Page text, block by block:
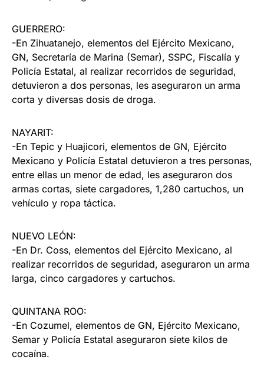
GUERRERO:
-En Zihuatanejo, elementos del Ejército Mexicano,
GN, Secretaría de Marina (Semar), SSPC, Fiscalía y
Policía Estatal, al realizar recorridos de seguridad,
detuvieron a dos personas, les aseguraron un arma
corta y diversas dosis de droga.
NAYARIT:
-En Tepic y Huajicori, elementos de GN, Ejército
Mexicano y Policía Estatal detuvieron a tres personas,
entre ellas un menor de edad, les aseguraron dos
armas cortas, siete cargadores, 1,280 cartuchos, un
vehículo y ropa táctica.
NUEVO LEÓN:
-En Dr. Coss, elementos del Ejército Mexicano, al
realizar recorridos de seguridad, aseguraron un arma
larga, cinco cargadores y cartuchos.
QUINTANA ROO:
-En Cozumel, elementos de GN, Ejército Mexicano,
Semar y Policía Estatal aseguraron siete kilos de
cocaína.